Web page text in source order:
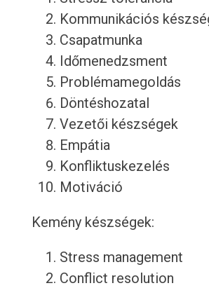
Kommunikációs
Csapatmunka
Időmenedzsment
Problémamegoldás
Döntéshozatal
Vezetői készségek
Empátia
Konfliktuskezelés
Motiváció
Kemény készségek:
Stress management
Conflict resolution